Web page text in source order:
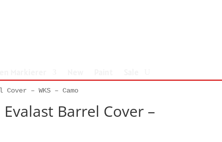
– WKS – Camo
Barrel Cover –